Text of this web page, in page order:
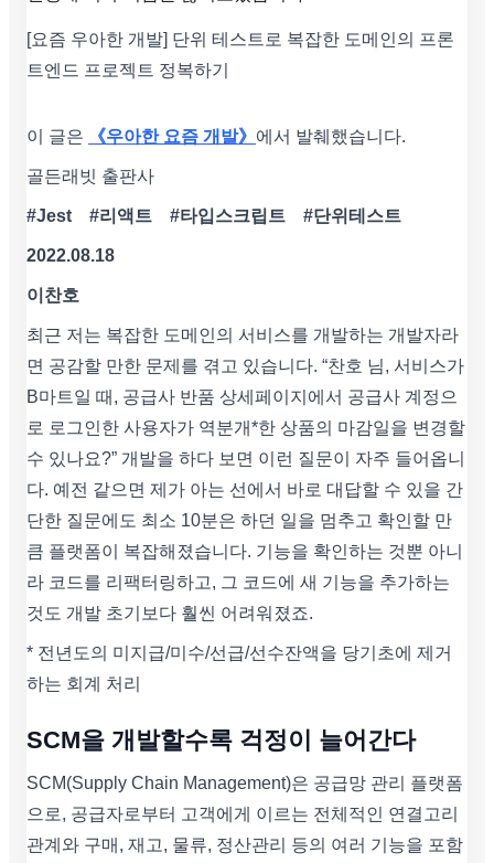
[요즘 우아한 개발] 단위 테스트로 복잡한 도메인의 프론
트엔드 프로젝트 정복하기
이 글은 《우아한 요즘 개발》 에서 발췌했습니다.
골든래빗 출판사
#Jest #리액트 #타입스크립트 #단위테스트
2022.08.18
이찬호
최근 저는 복잡한 도메인의 서비스를 개발하는 개발자라
면 공감할 만한 문제를 겪고 있습니다. “찬호 님, 서비스가
B마트일 때, 공급사 반품 상세페이지에서 공급사 계정으
로 로그인한 사용자가 역분개*한 상품의 마감일을 변경할
수 있나요?” 개발을 하다 보면 이런 질문이 자주 들어옵니
다. 예전 같으면 제가 아는 선에서 바로 대답할 수 있을 간
단한 질문에도 최소 10분은 하던 일을 멈추고 확인할 만
큼 플랫폼이 복잡해졌습니다. 기능을 확인하는 것뿐 아니
라 코드를 리팩터링하고, 그 코드에 새 기능을 추가하는
것도 개발 초기보다 훨씬 어려워졌죠.
* 전년도의 미지급/미수/선급/선수잔액을 당기초에 제거
하는 회계 처리
SCM을 개발할수록 걱정이 늘어간다
SCM(Supply Chain Management)은 공급망 관리 플랫폼
으로, 공급자로부터 고객에게 이르는 전체적인 연결고리
관계와 구매, 재고, 물류, 정산관리 등의 여러 기능을 포함